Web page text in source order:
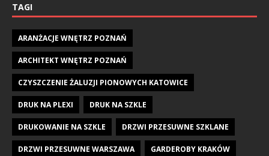
TAGI
ARANŻACJE WNĘTRZ POZNAŃ
ARCHITEKT WNĘTRZ POZNAŃ
CZYSZCZENIE ŻALUZJI PIONOWYCH KATOWICE
DRUK NA PLEXI DRUK NA SZKLE
DRUKOWANIE NA SZKLE DRZWI PRZESUWNE SZKLANE
DRZWI PRZESUWNE WARSZAWA GARDEROBY KRAKÓW